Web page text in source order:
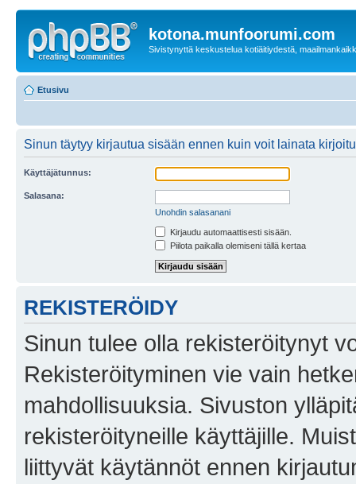
kotona.munfoorumi.com
Sivistynyttä keskustelua kotiäitiydestä,
Etusivu
Sinun täytyy kirjautua sisään ennen kuin voit lainata
Käyttäjätunnus:
Salasana:
Unohdin salasanani
Kirjaudu automaattisesti sisään.
Piilota paikalla olemiseni tällä kertaa
REKISTERÖIDY
Sinun tulee olla rekisteröitynyt
Rekisteröityminen vie vain
mahdollisuuksia. Sivuston
rekisteröityneille käyttäjille.
liittyvät käytännöt ennen